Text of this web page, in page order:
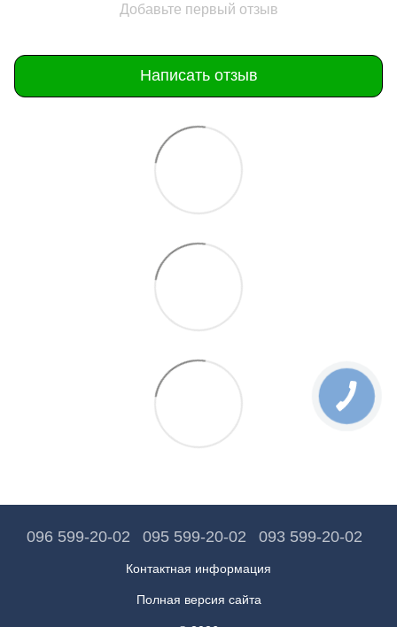
Добавьте первый отзыв
Написать отзыв
096 599-20-02 095 599-20-02 093 599-20-02
Контактная информация
Полная версия сайта